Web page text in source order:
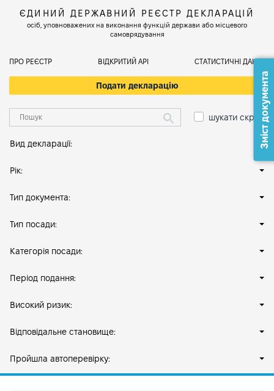
ЄДИНИЙ ДЕРЖАВНИЙ РЕЄСТР ДЕКЛАРАЦІЙ
осіб, уповноважених на виконання функцій держави або місцевого
самоврядування
ПРО РЕЄСТР ВІДКРИТИЙ АРІ СТАТИСТИЧНІ ДАНІ
Подати декларацію
шукати скрізь
Вид декларації:
Рік:
Тип документа:
Тип посади:
Категорія посади:
Період подання:
Високий ризик:
Відповідальне становище:
Пройшла автоперевірку:
Зміст документа